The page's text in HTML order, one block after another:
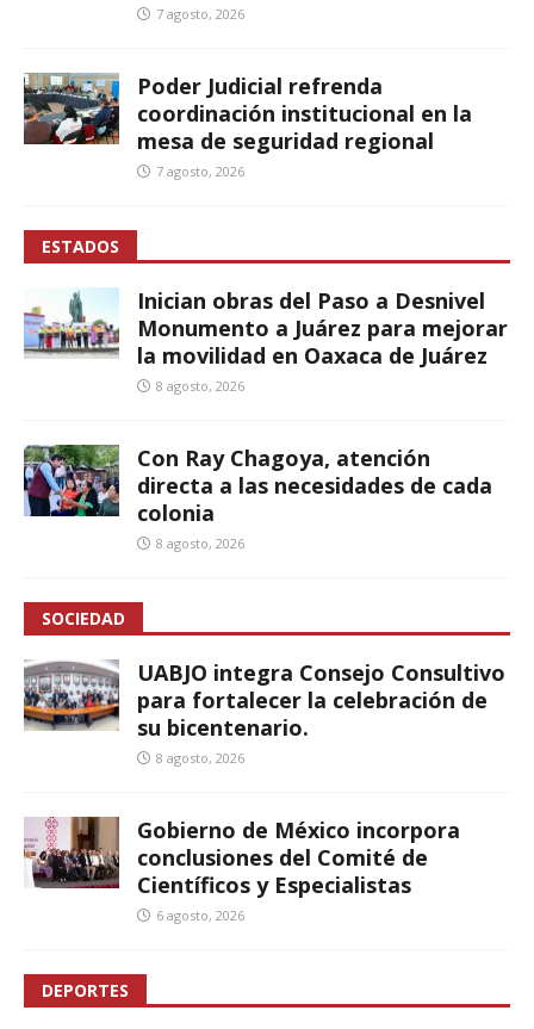
7 agosto, 2026
Poder Judicial refrenda
coordinación institucional en la
mesa de seguridad regional
7 agosto, 2026
ESTADOS
Inician obras del Paso a Desnivel
Monumento a Juárez para mejorar
la movilidad en Oaxaca de Juárez
8 agosto, 2026
Con Ray Chagoya, atención
directa a las necesidades de cada
colonia
8 agosto, 2026
SOCIEDAD
UABJO integra Consejo Consultivo
para fortalecer la celebración de
su bicentenario.
8 agosto, 2026
Gobierno de México incorpora
conclusiones del Comité de
Científicos y Especialistas
6 agosto, 2026
DEPORTES